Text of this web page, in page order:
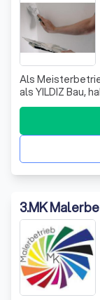
Als
als YILDIZ Bau,
etabliert und
dem Erreichen
Mustafa Yildiz
und einen
3.MK